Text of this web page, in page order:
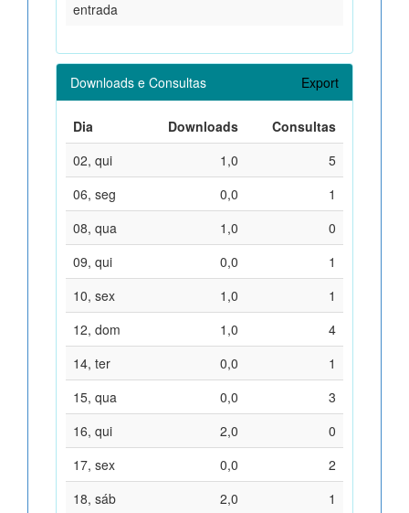
entrada
Downloads e Consultas Export
Dia Downloads
Consultas
02, qui
1,0
5
06, seg
0,0
1
08, qua
1,0
0
09, qui
0,0
1
10, sex
1,0
1
12, dom
1,0
4
14, ter
0,0
1
15, qua
0,0
3
16, qui
2,0
0
17, sex
0,0
2
18, sáb
2,0
1